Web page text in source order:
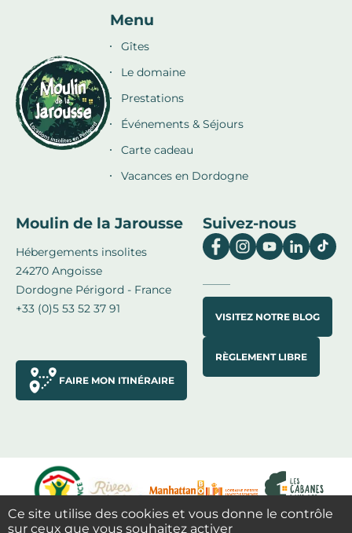
Menu
Gîtes
Le domaine
Prestations
Événements & Séjours
Carte cadeau
Vacances en Dordogne
Moulin de la Jarousse
Hébergements insolites
24270 Angoisse
Dordogne Périgord - France
+33 (0)5 53 52 37 91
FAIRE MON ITINÉRAIRE
Suivez-nous
VISITEZ NOTRE BLOG
RÈGLEMENT LIBRE
Ce site utilise des cookies et vous donne le contrôle
sur ceux que vous souhaitez activer